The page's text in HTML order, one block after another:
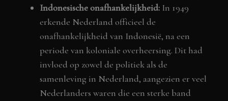
Indonesische onafhankelijkheid: In 1949
erkende Nederland officieel de
onafhankelijkheid van Indonesië, na een
periode van koloniale overheersing. Dit had
invloed op zowel de politiek als de
samenleving in Nederland, aangezien er veel
Nederlanders waren die een sterke band